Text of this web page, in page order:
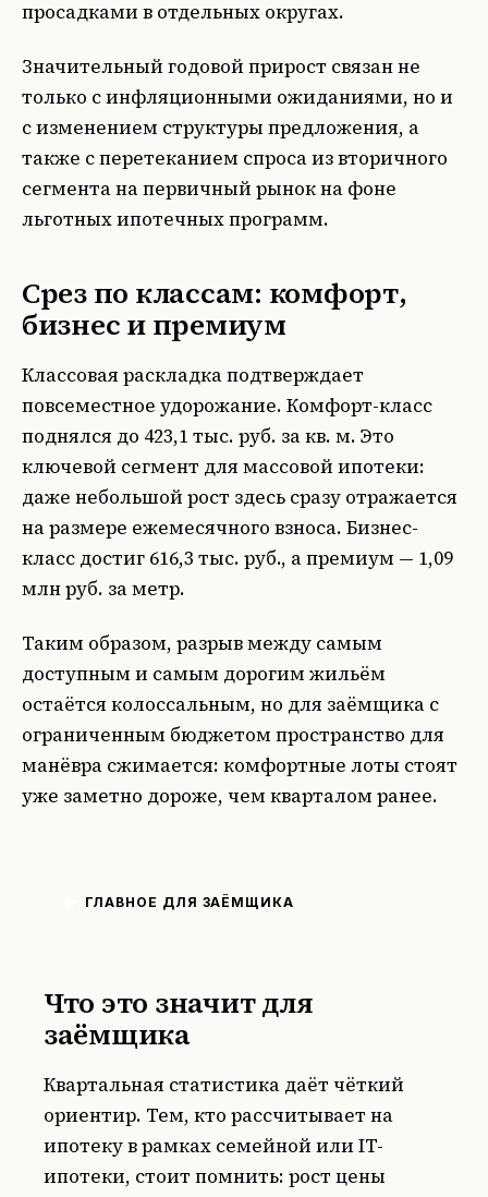
просадками в отдельных округах.
Значительный годовой прирост связан не
только с инфляционными ожиданиями, но и
с изменением структуры предложения, а
также с перетеканием спроса из вторичного
сегмента на первичный рынок на фоне
льготных ипотечных программ.
Срез по классам: комфорт,
бизнес и премиум
Классовая раскладка подтверждает
повсеместное удорожание. Комфорт-класс
поднялся до 423,1 тыс. руб. за кв. м. Это
ключевой сегмент для массовой ипотеки:
даже небольшой рост здесь сразу отражается
на размере ежемесячного взноса. Бизнес-
класс достиг 616,3 тыс. руб., а премиум — 1,09
млн руб. за метр.
Таким образом, разрыв между самым
доступным и самым дорогим жильём
остаётся колоссальным, но для заёмщика с
ограниченным бюджетом пространство для
манёвра сжимается: комфортные лоты стоят
уже заметно дороже, чем кварталом ранее.
ГЛАВНОЕ ДЛЯ ЗАЁМЩИКА
Что это значит для
заёмщика
Квартальная статистика даёт чёткий
ориентир. Тем, кто рассчитывает на
ипотеку в рамках семейной или IT-
ипотеки, стоит помнить: рост цены